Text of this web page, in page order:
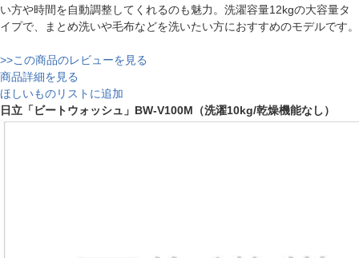
い方や時間を自動調整してくれるのも魅力。洗濯容量12kgの大容量タ
イプで、まとめ洗いや毛布などを洗いたい方におすすめのモデルです。
>>この商品のレビューを見る
商品詳細を見る
ほしいものリストに追加
日立「ビートウォッシュ」BW-V100M（洗濯10kg/乾燥機能なし）